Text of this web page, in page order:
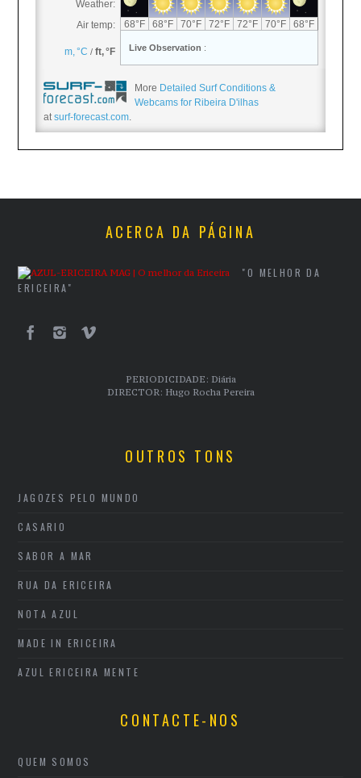
More Detailed Surf Conditions &
Webcams for Ribeira D'ilhas
atsurf-forecast.com.
ACERCA DA PÁGINA
"O MELHOR DA
ERICEIRA"
PERIODICIDADE: Diária
DIRECTOR: Hugo Rocha Pereira
OUTROS TONS
JAGOZES PELO MUNDO
CASARIO
SABOR A MAR
RUA DA ERICEIRA
NOTA AZUL
MADE IN ERICEIRA
AZUL ERICEIRA MENTE
CONTACTE-NOS
QUEM SOMOS